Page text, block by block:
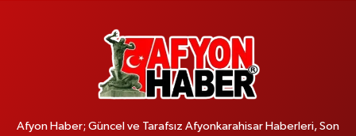
Afyon Haber; Güncel ve Tarafsız Afyonkarahisar Haberleri, Son